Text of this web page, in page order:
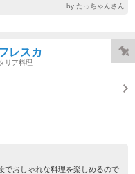
by たっちゃんさん
レスカ
リア料理
でおしゃれな料理を楽しめるので